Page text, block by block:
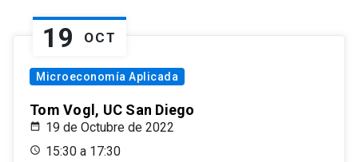
19 OCT
Microeconomía Aplicada
Tom Vogl, UC San Diego
19 de Octubre de 2022
15:30 a 17:30